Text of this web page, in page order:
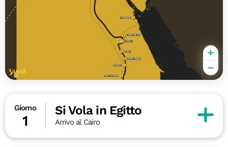
Giorno
1
Si Vola in Egitto
Arrivo al Cairo